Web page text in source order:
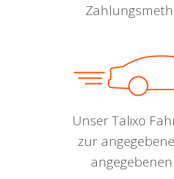
Unser Talixo
zur